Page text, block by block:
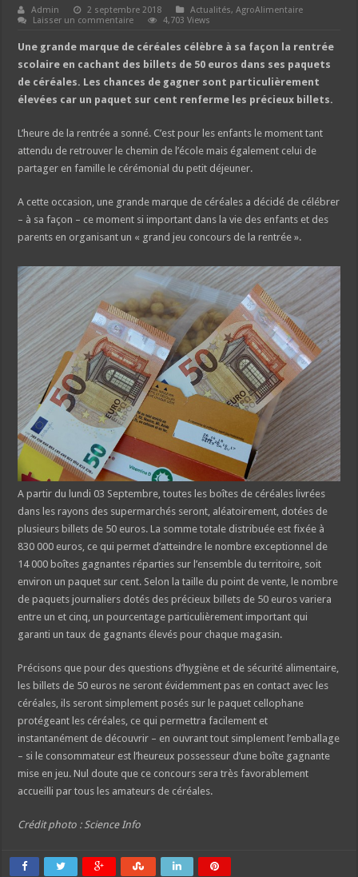
Admin 2 septembre 2018 Actualités,AgroAlimentaire
Laisser un commentaire
4,703 Views
Une grande marque de céréales célèbre à sa façon la rentrée
scolaire en cachant des billets de 50 euros dans ses paquets
de céréales. Les chances de gagner sont particulièrement
élevées car un paquet sur cent renferme les précieux billets.
L’heure de la rentrée a sonné. C’est pour les enfants le moment tant
attendu de retrouver le chemin de l’école mais également celui de
partager en famille le cérémonial du petit déjeuner.
A cette occasion, une grande marque de céréales a décidé de célébrer
– à sa façon – ce moment si important dans la vie des enfants et des
parents en organisant un « grand jeu concours de la rentrée ».
A partir du lundi 03 Septembre, toutes les boîtes de céréales livrées
dans les rayons des supermarchés seront, aléatoirement, dotées de
plusieurs billets de 50 euros. La somme totale distribuée est fixée à
830 000 euros, ce qui permet d’atteindre le nombre exceptionnel de
14 000 boîtes gagnantes réparties sur l’ensemble du territoire, soit
environ un paquet sur cent. Selon la taille du point de vente, le nombre
de paquets journaliers dotés des précieux billets de 50 euros variera
entre un et cinq, un pourcentage particulièrement important qui
garanti un taux de gagnants élevés pour chaque magasin.
Précisons que pour des questions d’hygiène et de sécurité alimentaire,
les billets de 50 euros ne seront évidemment pas en contact avec les
céréales, ils seront simplement posés sur le paquet cellophane
protégeant les céréales, ce qui permettra facilement et
instantanément de découvrir – en ouvrant tout simplement l’emballage
– si le consommateur est l’heureux possesseur d’une boîte gagnante
mise en jeu. Nul doute que ce concours sera très favorablement
accueilli par tous les amateurs de céréales.
Crédit photo : Science Info